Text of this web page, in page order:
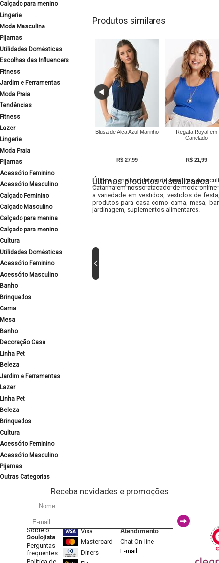
Calçado para menino
Lingerie
Moda Masculina
Pijamas
Utilidades Domésticas
Escolhas das Influencers
Fitness
Jardim e Ferramentas
Moda Praia
Tendências
Fitness
Lazer
Lingerie
Moda Praia
Pijamas
Acessório Feminino
Acessório Masculino
Calçado Feminino
Calçado Masculino
Calçado para menina
Calçado para menino
Cultura
Utilidades Domésticas
Acessório Feminino
Acessório Masculino
Banho
Brinquedos
Cama
Mesa
Banho
Decoração Casa
Linha Pet
Beleza
Jardim e Ferramentas
Lazer
Linha Pet
Beleza
Brinquedos
Cultura
Acessório Feminino
Acessório Masculino
Pijamas
Outras Categorias
Produtos similares
Blusa de Alça Azul Marinho
R$ 27,99
Regata Royal em
Canelado
R$ 21,99
Últimos produtos visualizados
Lojista o melhor da moda feminina,
Catarina em nosso atacado de moda
a variedade em vestidos, vestidos de
produtos para casa como cama, mesa,
jardinagem, suplementos alimentares.
Receba novidades e promoções
Sobre o
Soulojista
Perguntas
frequentes
Política de
Visa
Mastercard
Diners
Atendimento
Chat On-line
E-mail